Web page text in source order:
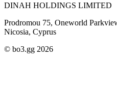
DINAH HOLDINGS LIMITED
Prodromou 75, Oneworld
Nicosia, Cyprus
© bo3.gg 2026